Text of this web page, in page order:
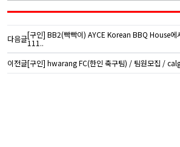
다음글[구인] BB2(빡빡이) AYCE Korean BBQ House
111..
이전글[구인] hwarang FC(한인 축구팀) / 팀원모집 /